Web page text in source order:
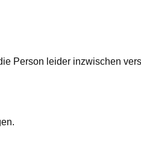
Person leider inzwischen